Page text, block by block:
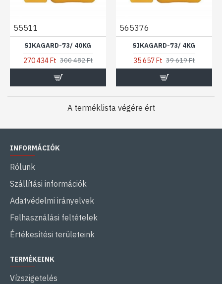
55511
SIKAGARD-73/ 40KG
270 434 Ft 300 482 Ft
565376
SIKAGARD-73/ 4KG
35 657 Ft 39 619 Ft
A terméklista végére ért
INFORMÁCIÓK
Rólunk
Szállítási információk
Adatvédelmi irányelvek
Felhasználási feltételek
Értékesítési területeink
TERMÉKEINK
Vízszigetelés